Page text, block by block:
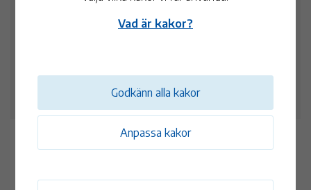
Hembygdsparken i Mönsterås
Se fler tillfällen
Vad är kakor?
Anpassa kakor
Godkänn alla kakor